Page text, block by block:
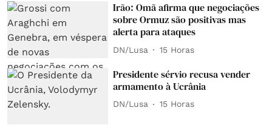
Irão: Omã afirma que negociações
sobre Ormuz são positivas mas
alerta para ataques
DN/Lusa 15 Horas
Presidente sérvio recusa vender
armamento à Ucrânia
DN/Lusa 15 Horas